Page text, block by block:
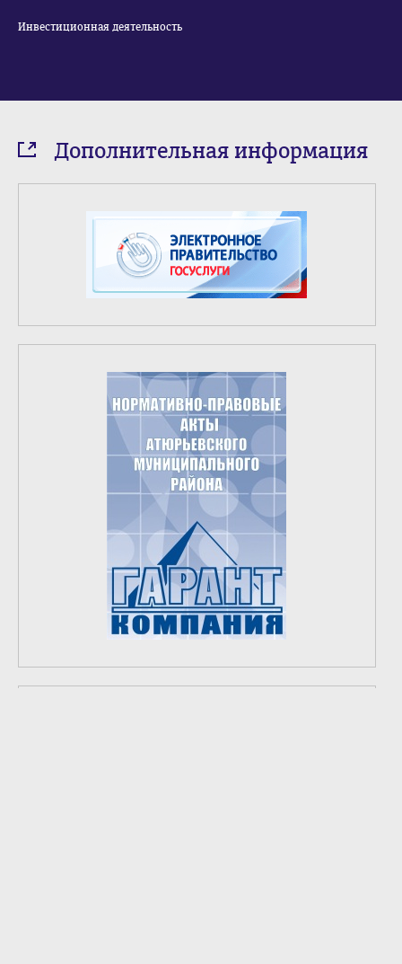
Инвестиционная деятельность
Дополнительная информация